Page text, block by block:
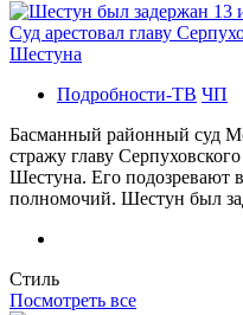
Суд арестовал главу
Шестуна
Подробности-ТВ ЧП
Басманный районный суд
стражу главу
Шестуна. Его
полномочий. Шестун был
Стиль
Посмотреть все